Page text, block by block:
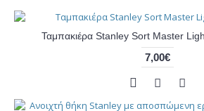
Ταμπακιέρα Stanley Sort Master
7,00€